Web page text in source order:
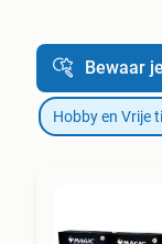
Bewaar
Hobby en Vrije